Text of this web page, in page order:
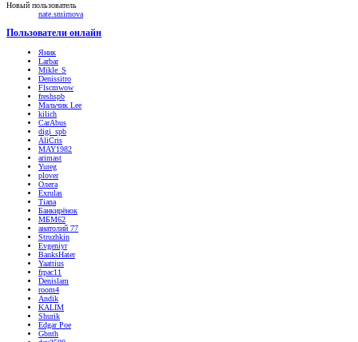
Новый пользователь
nate.smirnova
Пользователи онлайн
Яник
Larbar
Mikle_S
Denissitro
Flscmwow
freshspb
Мальчик Lee
kilich
CarAbus
digi_spb
AliCris
MAY1982
arimast
Yureg
plover
Олега
Exrulas
Tiana
Банкирёнок
МБМ62
анатолий 77
Struzhkin
Evgeniyr
BanksHater
Yaattius
frpac11
Denislam
room4
Andik
KALIM
Shurik
Edgar Poe
Gbnth